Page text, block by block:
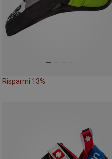
Risparmi 13%